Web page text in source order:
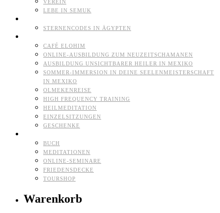
VEREIN
LEBE IN SEMUK
STERNENCODES IN ÄGYPTEN
CAFÉ ELOHIM
ONLINE-AUSBILDUNG ZUM NEUZEITSCHAMANEN
AUSBILDUNG UNSICHTBARER HEILER IN MEXIKO
SOMMER-IMMERSION IN DEINE SEELENMEISTERSCHAFT
IN MEXIKO
OLMEKENREISE
HIGH FREQUENCY TRAINING
HEILMEDITATION
EINZELSITZUNGEN
GESCHENKE
BUCH
MEDITATIONEN
ONLINE-SEMINARE
FRIEDENSDECKE
TOURSHOP
Warenkorb